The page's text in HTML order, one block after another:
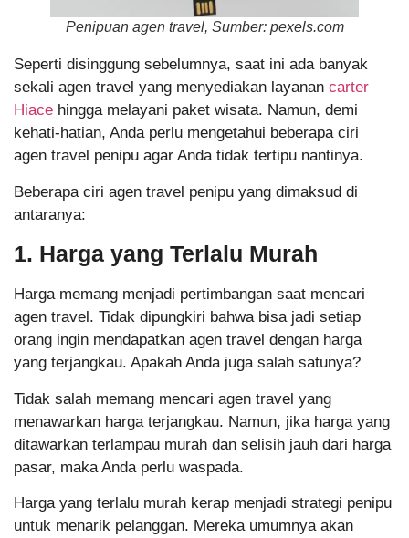
Penipuan agen travel, Sumber: pexels.com
Seperti disinggung sebelumnya, saat ini ada banyak
sekali agen travel yang menyediakan layanan carter
Hiace hingga melayani paket wisata. Namun, demi
kehati-hatian, Anda perlu mengetahui beberapa ciri
agen travel penipu agar Anda tidak tertipu nantinya.
Beberapa ciri agen travel penipu yang dimaksud di
antaranya:
1. Harga yang Terlalu Murah
Harga memang menjadi pertimbangan saat mencari
agen travel. Tidak dipungkiri bahwa bisa jadi setiap
orang ingin mendapatkan agen travel dengan harga
yang terjangkau. Apakah Anda juga salah satunya?
Tidak salah memang mencari agen travel yang
menawarkan harga terjangkau. Namun, jika harga yang
ditawarkan terlampau murah dan selisih jauh dari harga
pasar, maka Anda perlu waspada.
Harga yang terlalu murah kerap menjadi strategi penipu
untuk menarik pelanggan. Mereka umumnya akan